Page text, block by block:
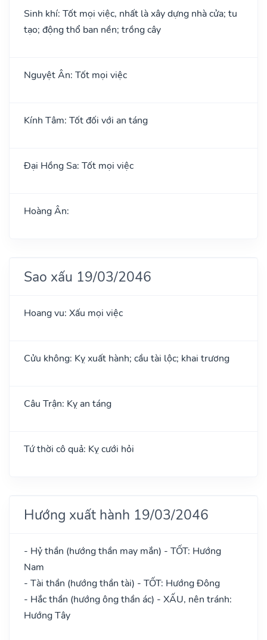
Sinh khí: Tốt mọi việc, nhất là xây dựng nhà cửa; tu
tạo; động thổ ban nền; trồng cây
Nguyệt Ân: Tốt mọi việc
Kính Tâm: Tốt đối với an táng
Đại Hồng Sa: Tốt mọi việc
Hoàng Ân:
Sao xấu 19/03/2046
Hoang vu: Xấu mọi việc
Cửu không: Kỵ xuất hành; cầu tài lộc; khai trương
Câu Trận: Kỵ an táng
Tứ thời cô quả: Kỵ cưới hỏi
Hướng xuất hành 19/03/2046
- Hỷ thần (hướng thần may mắn) - TỐT: Hướng
Nam
- Tài thần (hướng thần tài) - TỐT: Hướng Đông
- Hắc thần (hướng ông thần ác) - XẤU, nên tránh:
Hướng Tây